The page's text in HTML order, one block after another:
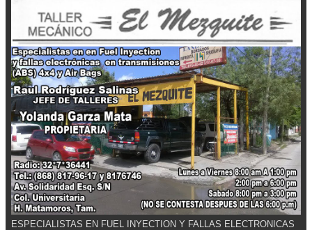
ESPECIALISTAS EN FUEL INYECTION Y FALLAS ELECTRONICAS